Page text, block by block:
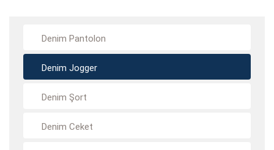
Denim Pantolon
Denim Jogger
Denim Şort
Denim Ceket